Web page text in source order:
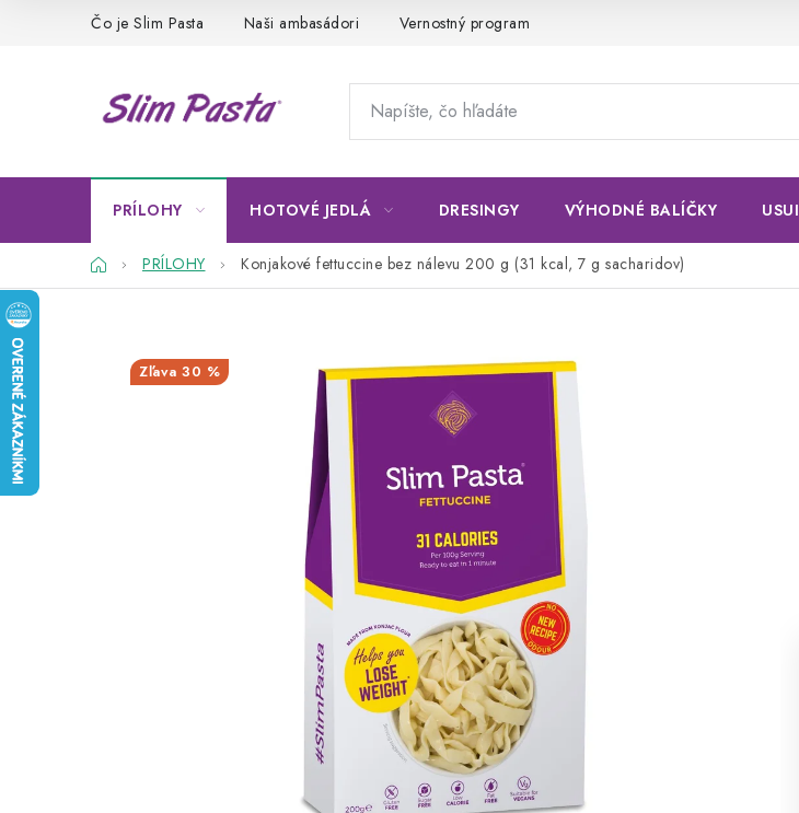
Čo je Slim Pasta Naši ambasádori Vernostný program
PRÍLOHY HOTOVÉ JEDLÁ DRESINGY VÝHODNÉ BALÍČKY USUI
DomovPRÍLOHY Konjakové fettuccine bez nálevu 200 g (31 kcal, 7 g sacharidov)
30 %